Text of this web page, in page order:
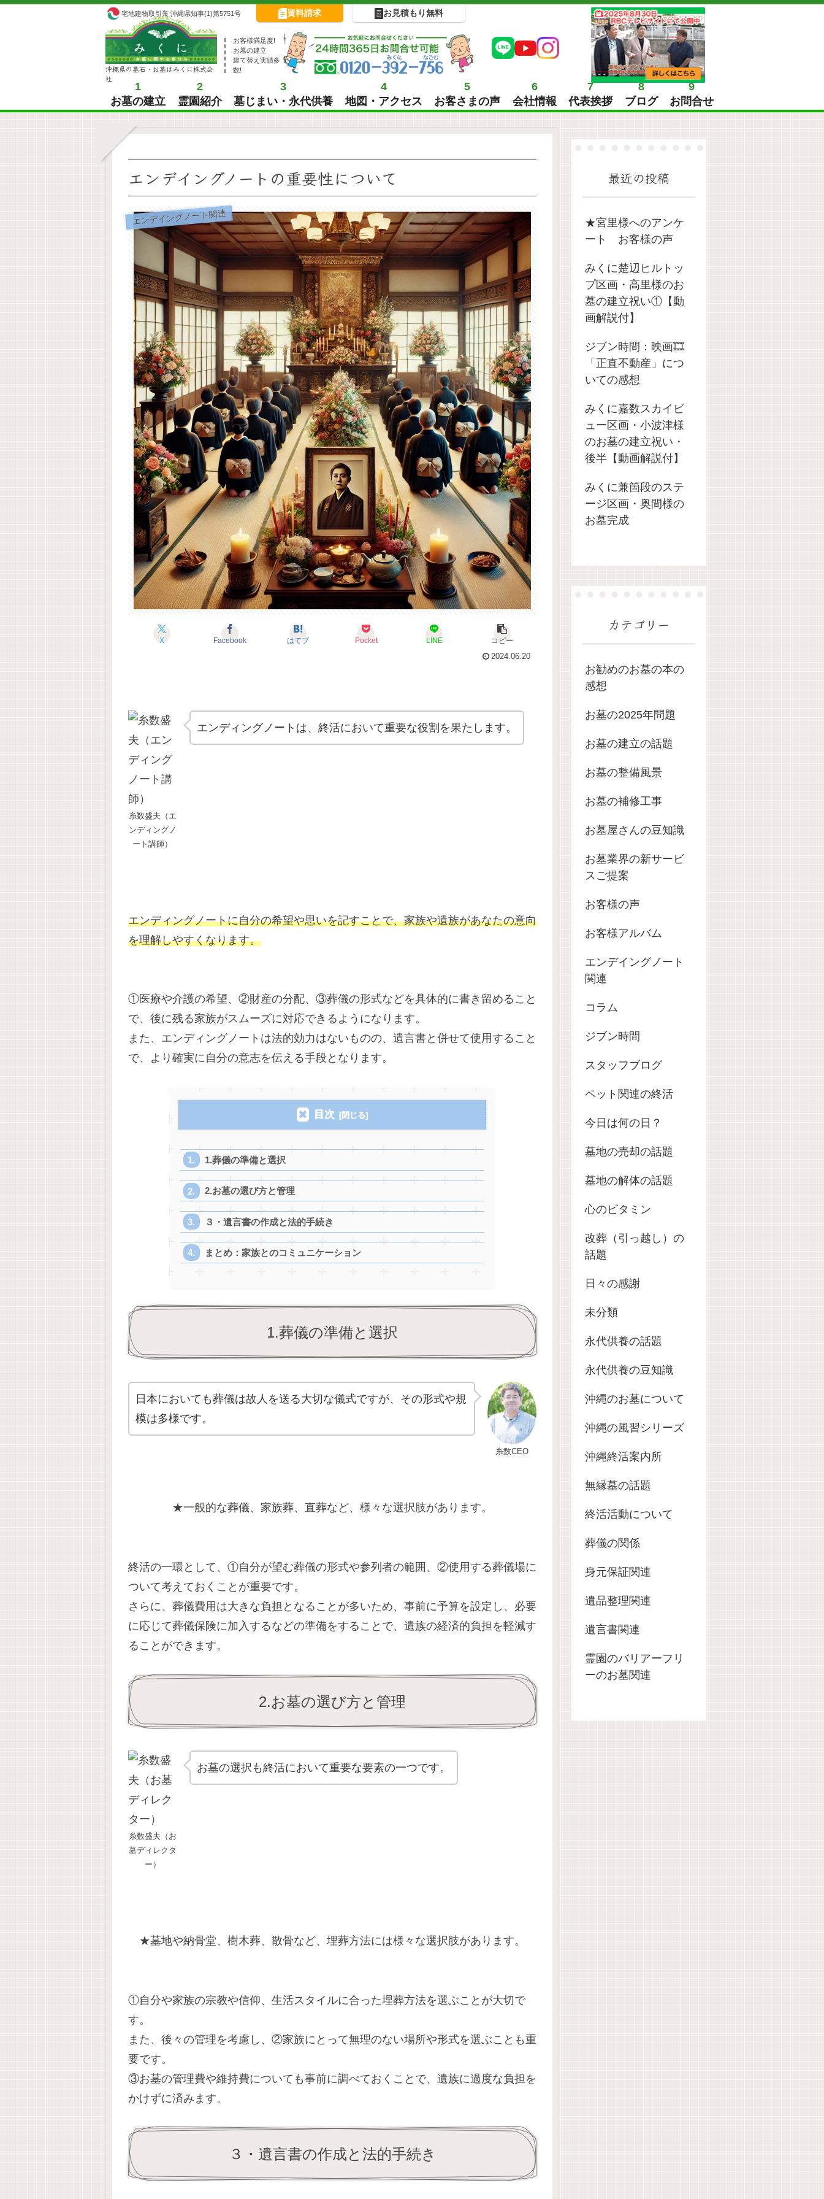
宅地建物取引業 沖縄県知事(1)第5751号 資料請求 お見積もり無料
沖縄県の墓石・お墓はみくに株式会
社
お客様満足度!
お墓の建立
建て替え実績多
数!
1
お墓の建立
2
霊園紹介
3
墓じまい・永代供養
4
地図・アクセス
5
お客さまの声
6
会社情報
7
代表挨拶
8
ブログ
9
お問合せ
エンデイングノートの重要性について
エンデイングノート関連
X Facebook はてブ Pocket LINE
コピー
2024.06.20
糸数盛夫（エ
ンディングノ
ート講師）
エンディングノートは、終活において重要な役割を果たします。
エンディングノートに自分の希望や思いを記すことで、家族や遺族があなたの意向
を理解しやすくなります。
①医療や介護の希望、②財産の分配、③葬儀の形式などを具体的に書き留める こと
で、後に残る家族がスムーズに対応できるようになります。
また、エンディングノートは法的効力はないものの、遺言書と併せて使用すること
で、より確実に自分の意志を伝える手段となります。
目次
1.葬儀の準備と選択
2.お墓の選び方と管理
３・遺言書の作成と法的手続き
まとめ：家族とのコミュニケーション
1.葬儀の準備と選択
糸数CEO
日本においても葬儀は故人を送る大切な儀式ですが、その形式や規
模は多様です。
★一般的な葬儀、家族葬、直葬など、様々な選択肢があります。
終活の一環として、 ①自分が望む葬儀の形式や参列者の範囲 、②使用する葬儀場に
ついて考えておくことが重要です。
さらに、葬儀費用は大きな負担となることが多いため、事前に予算を設定し、必要
に応じて葬儀保険に加入するなどの準備をすることで、遺族の経済的負担を軽減す
ることができます。
2.お墓の選び方と管理
糸数盛夫（お
墓ディレクタ
ー）
お墓の選択も終活において重要な要素の一つです。
★墓地や納骨堂、樹木葬、散骨など、埋葬方法には様々な選択肢があります。
①自分や家族の宗教や信仰、生活スタイルに合った埋葬方法を選ぶことが大切で
す。
また、後々の管理を考慮し、 ②家族にとって無理のない場所や形式を選ぶことも重
要です。
③お墓の管理費や維持費についても事前に調べておくことで、 遺族に過度な負担を
かけずに済みます。
３・遺言書の作成と法的手続き
最近の投稿
★宮里様へのアンケ
ート お客様の声
みくに楚辺ヒルトッ
プ区画・高里様のお
墓の建立祝い①【動
画解説付】
ジブン時間：映画🎞️
「正直不動産」につ
いての感想
みくに嘉数スカイビ
ュー区画・小波津様
のお墓の建立祝い・
後半【動画解説付】
みくに兼箇段のステ
ージ区画・奥間様の
お墓完成
カテゴリー
お勧めのお墓の本の
感想
お墓の2025年問題
お墓の建立の話題
お墓の整備風景
お墓の補修工事
お墓屋さんの豆知識
お墓業界の新サービ
スご提案
お客様の声
お客様アルバム
エンデイングノート
関連
コラム
ジブン時間
スタッフブログ
ペット関連の終活
今日は何の日？
墓地の売却の話題
墓地の解体の話題
心のビタミン
改葬（引っ越し）の
話題
日々の感謝
未分類
永代供養の話題
永代供養の豆知識
沖縄のお墓について
沖縄の風習シリーズ
沖縄終活案内所
無縁墓の話題
終活活動について
葬儀の関係
身元保証関連
遺品整理関連
遺言書関連
霊園のバリアーフリ
ーのお墓関連